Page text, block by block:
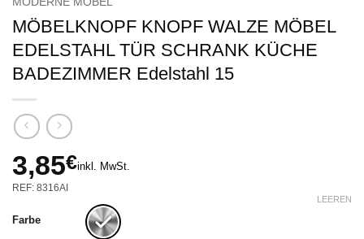
MÖBELKNOPF KNOPF WALZE MÖBEL
EDELSTAHL TÜR SCHRANK KÜCHE
BADEZIMMER Edelstahl 15
3,85€inkl. MwSt.
REF: 8316AI
Farbe
LEEREN